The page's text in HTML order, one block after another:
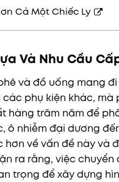
Cả Một Chiếc Ly
Và Nhu Cầu
và đồ uống mang
phụ kiện khác,
hàng trăm năm để
ô nhiễm đại dương
về vấn đề này và
ra rằng, việc
trọng để xây dựng